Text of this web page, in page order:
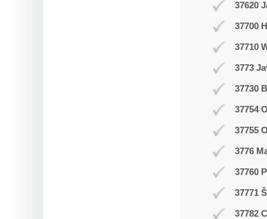
37620
37700
37710
3773
37730
37754
37755
3776
37760
37771
37782